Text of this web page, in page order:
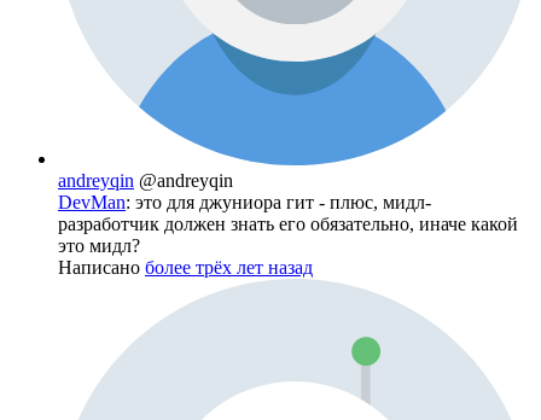
andreyqin @andreyqin
DevMan: это для джуниора гит - плюс, мидл-
разработчик должен знать его обязательно, иначе какой
это мидл?
Написано более трёх лет назад